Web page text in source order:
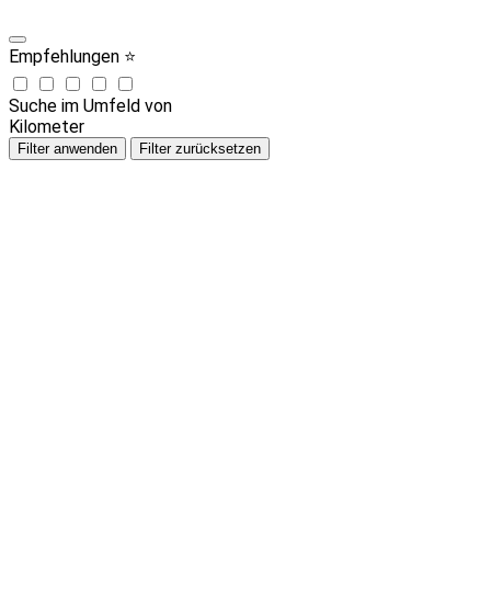
Empfehlungen ⭐
Suche im Umfeld von
Kilometer
Filter anwenden Filter zurücksetzen